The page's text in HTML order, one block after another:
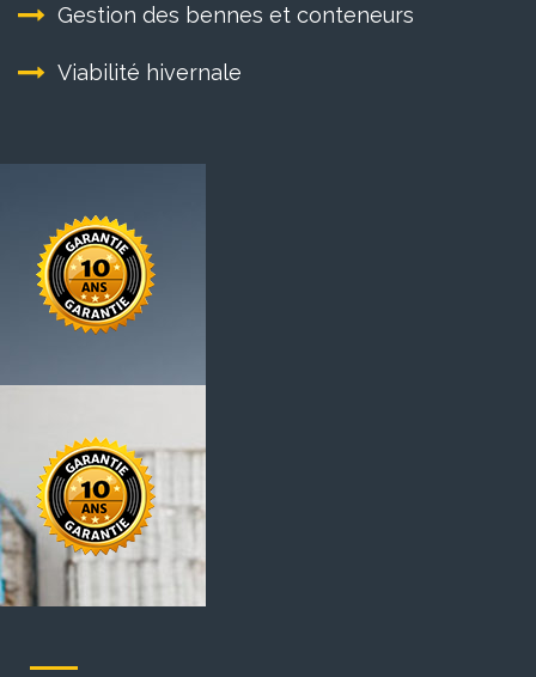
Gestion des bennes et conteneurs
Viabilité hivernale